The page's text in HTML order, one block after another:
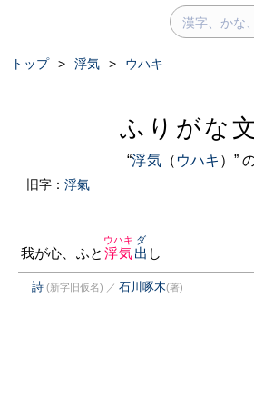
トップ > 浮気 > ウハキ
ふりがな
“浮気（ ウハキ ）”
旧字： 浮氣
我が心、ふと 浮気
ウハキ
出
ダ
し
詩 (新字旧仮名) ／ 石川啄木(著)